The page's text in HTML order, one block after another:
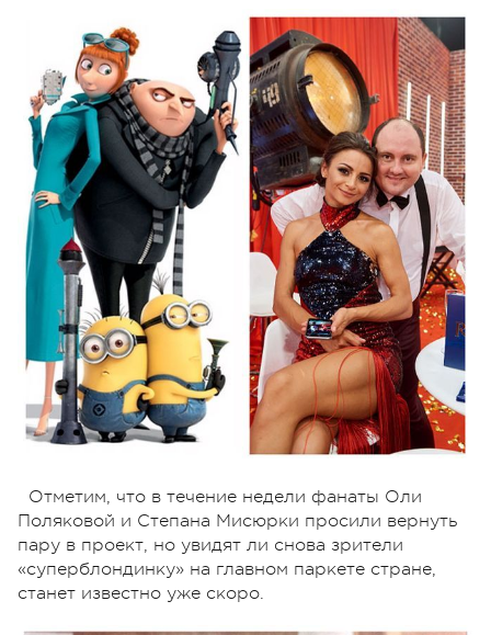
Отметим, что в течение недели фанаты Оли
Поляковой и Степана Мисюрки просили вернуть
пару в проект, но увидят ли снова зрители
«суперблондинку» на главном паркете стране,
станет известно уже скоро.